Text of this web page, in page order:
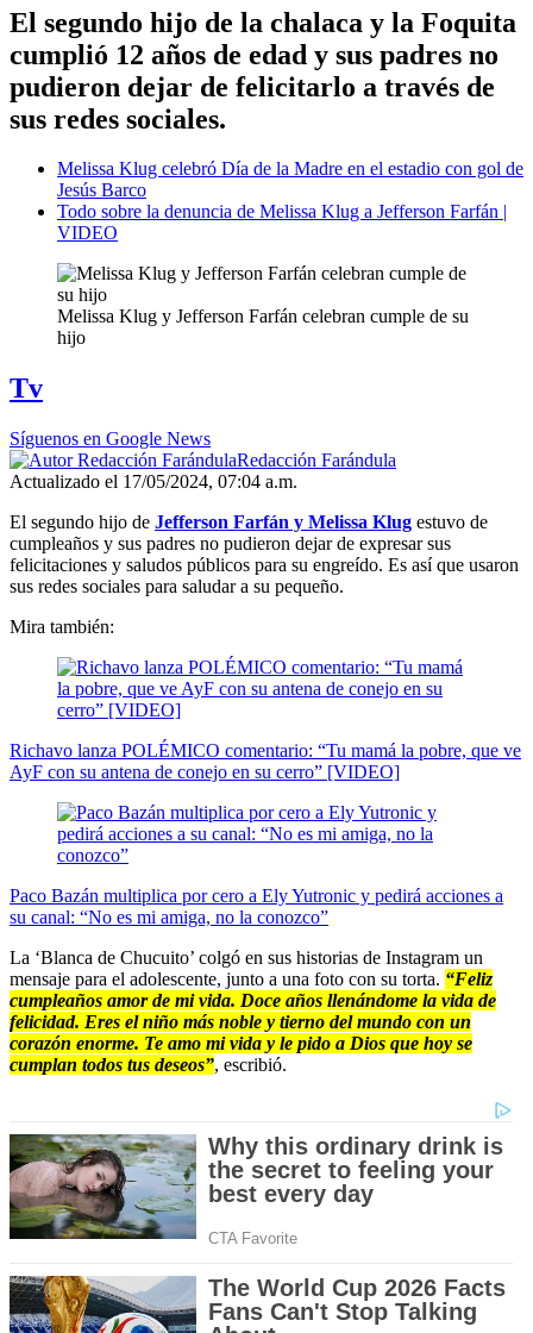
El segundo hijo de la chalaca y la Foquita
cumplió 12 años de edad y sus padres no
pudieron dejar de felicitarlo a través de
sus redes sociales.
Melissa Klug celebró Día de la Madre en el estadio con gol de
Jesús Barco
Todo sobre la denuncia de Melissa Klug a Jefferson Farfán |
VIDEO
Melissa Klug y Jefferson Farfán celebran cumple de su
hijo
Tv
Síguenos en Google News
Redacción Farándula
Actualizado el 17/05/2024, 07:04 a.m.
El segundo hijo de Jefferson Farfán y Melissa Klug estuvo de
cumpleaños y sus padres no pudieron dejar de expresar sus
felicitaciones y saludos públicos para su engreído. Es así que usaron
sus redes sociales para saludar a su pequeño.
Mira también:
Richavo lanza POLÉMICO comentario: “Tu mamá la pobre, que ve
AyF con su antena de conejo en su cerro” [VIDEO]
Paco Bazán multiplica por cero a Ely Yutronic y pedirá acciones a
su canal: “No es mi amiga, no la conozco”
La ‘Blanca de Chucuito’ colgó en sus historias de Instagram un
mensaje para el adolescente, junto a una foto con su torta. “Feliz
cumpleaños amor de mi vida. Doce años llenándome la vida de
felicidad. Eres el niño más noble y tierno del mundo con un
corazón enorme. Te amo mi vida y le pido a Dios que hoy se
cumplan todos tus deseos”, escribió.